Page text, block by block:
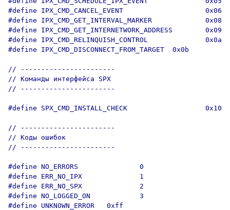
#define IPX_CMD_CANCEL_EVENT                    0x06
#define IPX_CMD_GET_INTERVAL_MARKER             0x08
#define IPX_CMD_GET_INTERNETWORK_ADDRESS        0x09
#define IPX_CMD_RELINQUISH_CONTROL              0x0a
#define IPX_CMD_DISCONNECT_FROM_TARGET  0x0b
// -----------------------
// Команды интерфейса SPX
// -----------------------
#define SPX_CMD_INSTALL_CHECK                   0x10
// -----------------------
// Коды ошибок
// -----------------------
#define NO_ERRORS               0
#define ERR_NO_IPX              1
#define ERR_NO_SPX              2
#define NO_LOGGED_ON            3
#define UNKNOWN_ERROR   0xff